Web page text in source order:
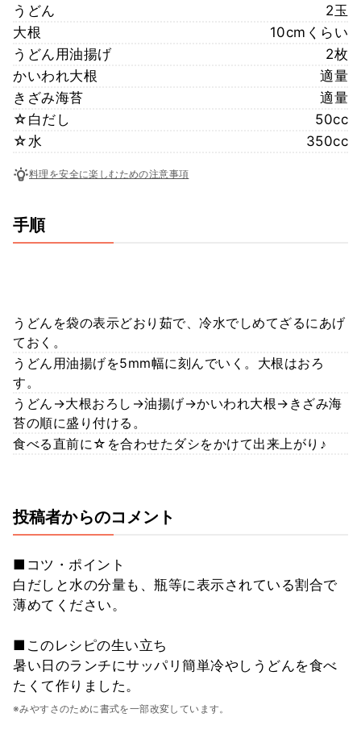
うどん
2玉
大根
10cmくらい
うどん用油揚げ
2枚
かいわれ大根
適量
きざみ海苔
適量
☆白だし
50cc
☆水
350cc
料理を安全に楽しむための注意事項
手順
うどんを袋の表示どおり茹で、冷水でしめてざるにあげ
ておく。
うどん用油揚げを5mm幅に刻んでいく。大根はおろ
す。
うどん→大根おろし→油揚げ→かいわれ大根→きざみ海
苔の順に盛り付ける。
食べる直前に☆を合わせたダシをかけて出来上がり♪
投稿者からのコメント
■コツ・ポイント
白だしと水の分量も、瓶等に表示されている割合で
薄めてください。
■このレシピの生い立ち
暑い日のランチにサッパリ簡単冷やしうどんを食べ
たくて作りました。
※みやすさのために書式を一部改変しています。